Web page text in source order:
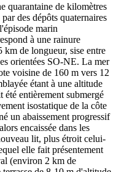
quarantaine de kilomètres
des dépôts quaternaires
marin
à une rainure
de longueur, sise entre
orientées SO-NE. La mer
voisine de 160 m vers 12
étant à une altitude
été entièrement submergé
isostatique de la côte
un abaissement progressif
encaissée dans les
lit, plus étroit celui-
elle fait présentement
(environ 2 km de